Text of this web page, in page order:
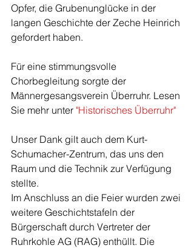
Opfer, die Grubenunglücke in der
langen Geschichte der Zeche Heinrich
gefordert haben.
Für eine stimmungsvolle
Chorbegleitung sorgte der
Männergesangsverein Überruhr. Lesen
Sie mehr unter "Historisches Überruhr"
Unser Dank gilt auch dem Kurt-
Schumacher-Zentrum, das uns den
Raum und die Technik zur Verfügung
stellte.
Im Anschluss an die Feier wurden zwei
weitere Geschichtstafeln der
Bürgerschaft durch Vertreter der
Ruhrkohle AG (RAG) enthüllt. Die